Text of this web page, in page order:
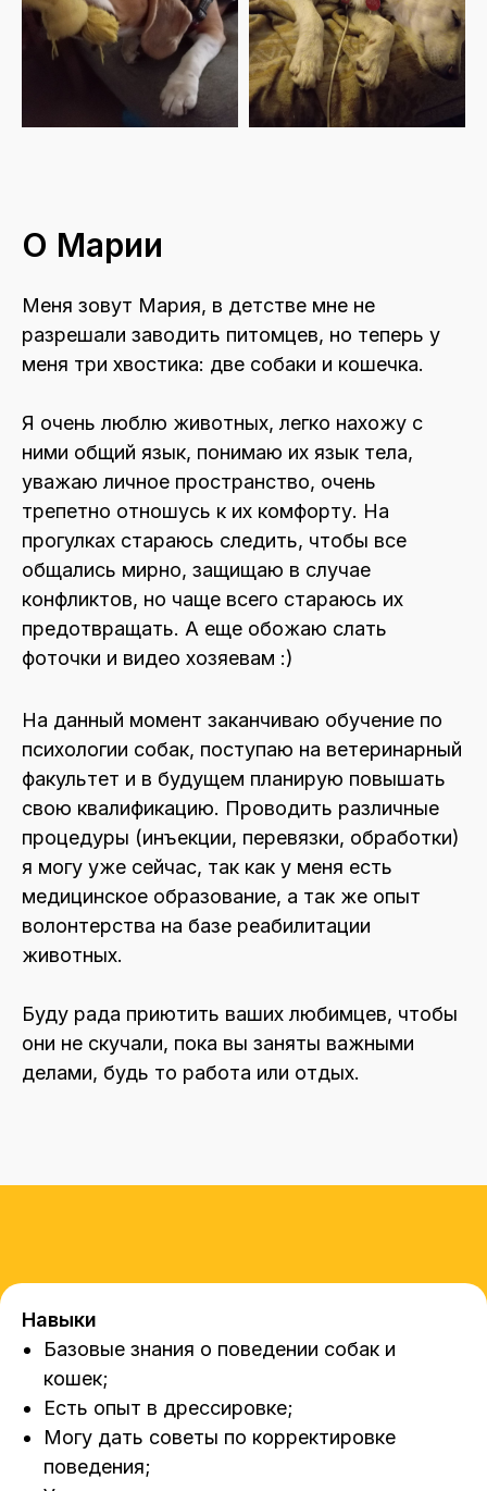
О Марии
Меня зовут Мария, в детстве мне не
разрешали заводить питомцев, но теперь у
меня три хвостика: две собаки и кошечка.
Я очень люблю животных, легко нахожу с
ними общий язык, понимаю их язык тела,
уважаю личное пространство, очень
трепетно отношусь к их комфорту. На
прогулках стараюсь следить, чтобы все
общались мирно, защищаю в случае
конфликтов, но чаще всего стараюсь их
предотвращать. А еще обожаю слать
фоточки и видео хозяевам :)
На данный момент заканчиваю обучение по
психологии собак, поступаю на ветеринарный
факультет и в будущем планирую повышать
свою квалификацию. Проводить различные
процедуры (инъекции, перевязки, обработки)
я могу уже сейчас, так как у меня есть
медицинское образование, а так же опыт
волонтерства на базе реабилитации
животных.
Буду рада приютить ваших любимцев, чтобы
они не скучали, пока вы заняты важными
делами, будь то работа или отдых.
Навыки
Базовые знания о поведении собак и
кошек;
Есть опыт в дрессировке;
Могу дать советы по корректировке
поведения;